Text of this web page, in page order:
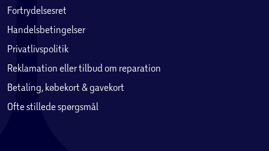
Fortrydelsesret
Handelsbetingelser
Privatlivspolitik
Reklamation eller tilbud om reparation
Betaling, købekort & gavekort
Ofte stillede spørgsmål